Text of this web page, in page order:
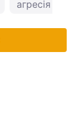
агресія росії